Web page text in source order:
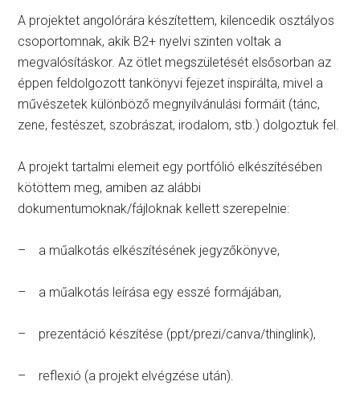
A projektet angolórára készítettem, kilencedik osztályos
csoportomnak, akik B2+ nyelvi szinten voltak a
megvalósításkor. Az ötlet megszületését elsősorban az
éppen feldolgozott tankönyvi fejezet inspirálta, mivel a
művészetek különböző megnyilvánulási formáit (tánc,
zene, festészet, szobrászat, irodalom, stb.) dolgoztuk fel.
A projekt tartalmi elemeit egy portfólió elkészítésében
kötöttem meg, amiben az alábbi
dokumentumoknak/fájloknak kellett szerepelnie:
– a műalkotás elkészítésének jegyzőkönyve,
– a műalkotás leírása egy esszé formájában,
– prezentáció készítése (ppt/prezi/canva/thinglink),
– reflexió (a projekt elvégzése után).